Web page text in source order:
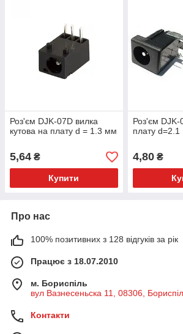
Роз'єм DJK-07D вилка
кутова на плату d = 1.3 мм
5,64 ₴
Купити
Роз'єм DJK-
плату
4,80₴
Про нас
100% позитивних з 128 відгуків за рік
Працює з 18.07.2010
м. Бориспіль
вул Вазнесеньска 11, 08306,
Контакти